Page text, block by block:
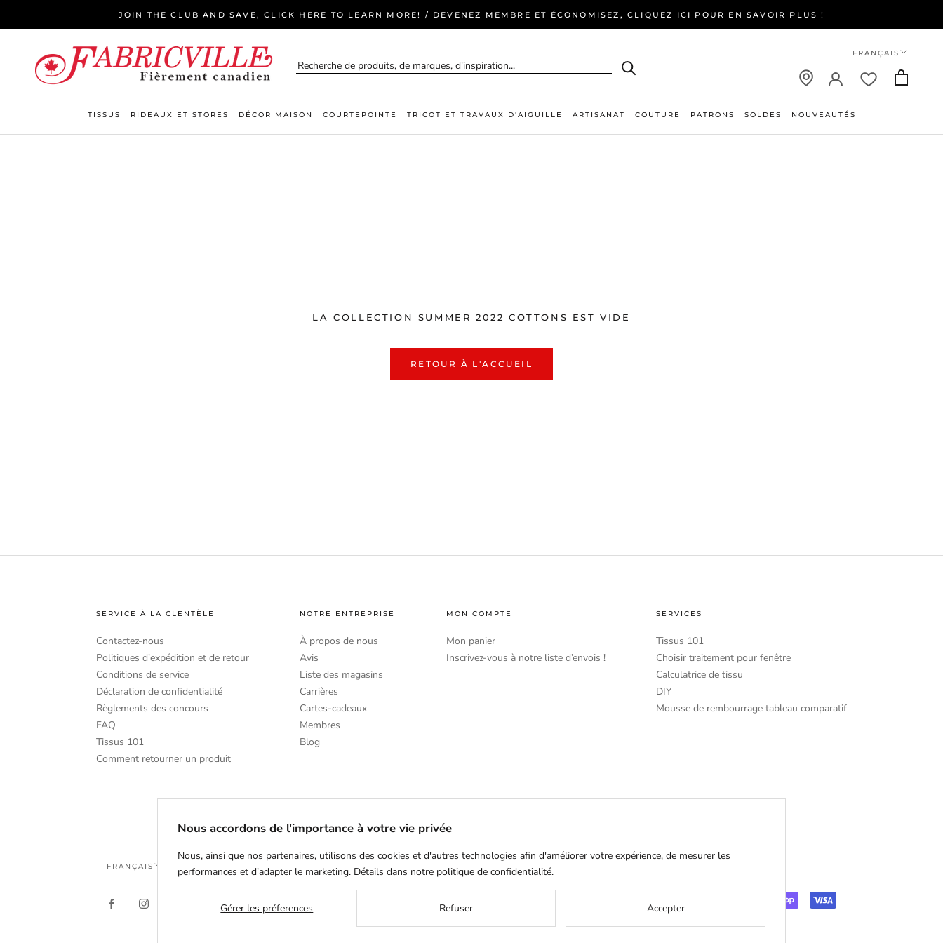
JOIN THE CLUB AND SAVE, CLICK HERE TO LEARN MORE! / DEVENEZ MEMBRE ET ÉCONOMISEZ, CLIQUEZ ICI POUR EN SAVOIR PLUS !
Langue
FRANÇAIS
TISSUS RIDEAUX ET STORES DÉCOR MAISON COURTEPOINTE TRICOT ET TRAVAUX D'AIGUILLE ARTISANAT COUTURE PATRONS SOLDES
NOUVEAUTÉS
LA COLLECTION SUMMER 2022 COTTONS EST VIDE
RETOUR À L'ACCUEIL
SERVICE À LA CLENTÈLE
Contactez-nous
Politiques d'expédition et de retour
Conditions de service
Déclaration de confidentialité
Règlements des concours
FAQ
Tissus 101
Comment retourner un produit
NOTRE ENTREPRISE
À propos de nous
Avis
Liste des magasins
Carrières
Cartes-cadeaux
Membres
Blog
MON COMPTE
Mon panier
Inscrivez-vous à notre liste d’envois !
SERVICES
Tissus 101
Choisir traitement pour fenêtre
Calculatrice de tissu
DIY
Mousse de rembourrage tableau comparatif
Langue
FRANÇAIS
Nous accordons de l'importance à votre vie privée
Nous, ainsi que nos partenaires, utilisons des cookies et d'autres technologies afin d'améliorer votre expérience, de mesurer les
performances et d'adapter le marketing. Détails dans notre politique de confidentialité.
Gérer les préferences Refuser Accepter